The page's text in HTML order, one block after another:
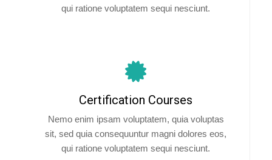
qui ratione voluptatem sequi nesciunt.
Certification Courses
Nemo enim ipsam voluptatem, quia voluptas
sit, sed quia consequuntur magni dolores eos,
qui ratione voluptatem sequi nesciunt.